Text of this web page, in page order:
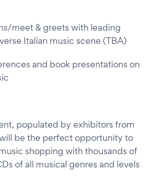
meet & greets with leading
Italian music scene (TBA)
and book presentations on
populated by exhibitors from
be the perfect opportunity to
shopping with thousands of
of all musical genres and levels